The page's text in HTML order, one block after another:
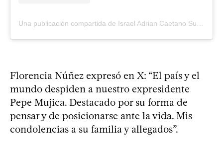
Una publicación compartida de Israel Adrian Caetano Suparregui (@israelcaetano)
Florencia Núñez expresó en X: “El país y el
mundo despiden a nuestro expresidente
Pepe Mujica. Destacado por su forma de
pensar y de posicionarse ante la vida. Mis
condolencias a su familia y allegados”.